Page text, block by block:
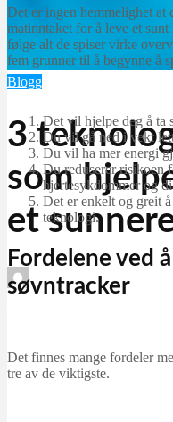
Blogg
3
som
et
Blogg post
januar 23, 2026
Det er ingen hemmelighet
matinntaket for å leve et
følge alt de spiser virke
fem grunner til å begynne å
Det vil hjelpe deg å ta
Du vil gå ned i vekt
Du vil ha mer energi
Du reduserer risikoen
hjertesykdommer og
Det er enkelt og greit
teknologi.
Fordelene ved
søvntracker
Det finnes mange fordeler
tre av de viktigste.